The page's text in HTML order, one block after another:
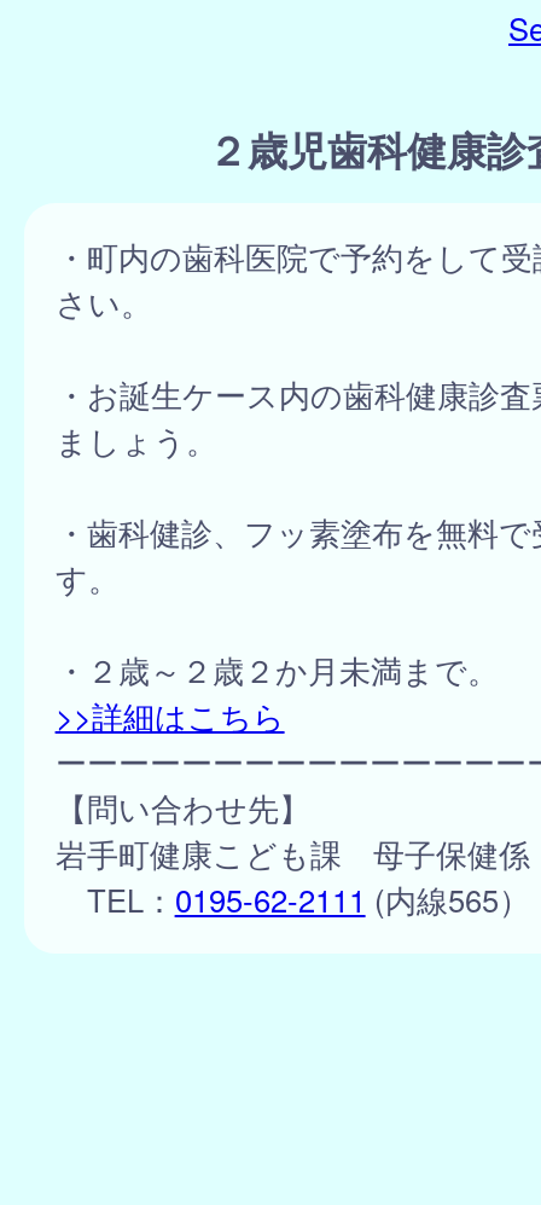
２歳児歯科健康診
・町内の歯科医院で予約をして
さい。
・お誕生ケース内の歯科健康診
ましょう。
・歯科健診、フッ素塗布を無料
す。
・２歳～２歳２か月未満まで。
>>詳細はこちら
ーーーーーーーーーーーーーーー
【問い合わせ先】
岩手町健康こども課 母子保健係
TEL： 0195-62-2111 (内線565）